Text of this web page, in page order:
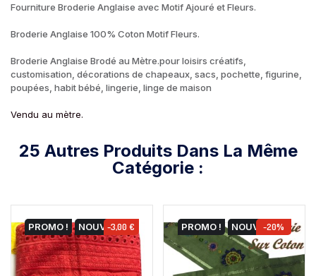
Fourniture Broderie Anglaise avec Motif Ajouré et Fleurs.
Broderie Anglaise 100% Coton Motif Fleurs.
Broderie Anglaise Brodé au Mètre.pour loisirs créatifs,
customisation, décorations de chapeaux, sacs, pochette, figurine,
poupées, habit bébé, lingerie, linge de maison
Vendu au mètre.
25 Autres Produits Dans La Même
Catégorie :
PROMO ! NOUVEAU
-3,00 € PROMO ! NOUVEAU
-20%